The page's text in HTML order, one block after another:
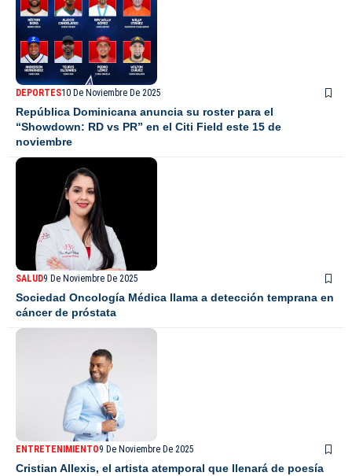
DEPORTES10 De Noviembre De 2025
República Dominicana anuncia su roster para el
“Showdown: RD vs PR” en el Citi Field este 15 de
noviembre
SALUD9 De Noviembre De 2025
Sociedad Oncología Médica llama a detección temprana en
cáncer de próstata
ENTRETENIMIENTO9 De Noviembre De 2025
Cristian Allexis, el artista atemporal que llenará de poesía